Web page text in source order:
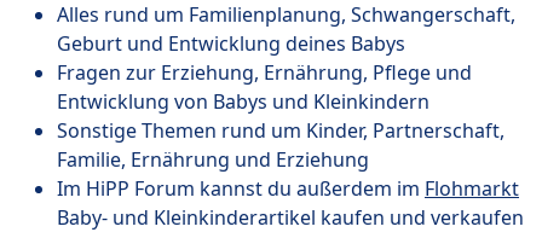
Alles rund um Familienplanung, Schwangerschaft,
Geburt und Entwicklung deines Babys
Fragen zur Erziehung, Ernährung, Pflege und
Entwicklung von Babys und Kleinkindern
Sonstige Themen rund um Kinder, Partnerschaft,
Familie, Ernährung und Erziehung
Im HiPP Forum kannst du außerdem im Flohmarkt
Baby- und Kleinkinderartikel kaufen und verkaufen